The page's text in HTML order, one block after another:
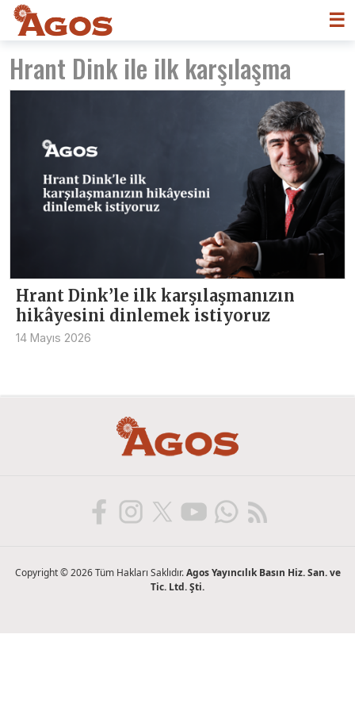
☰
Hrant Dink ile ilk karşılaşma
Hrant Dink’le ilk karşılaşmanızın
hikâyesini dinlemek istiyoruz
14 Mayıs 2026
Copyright © 2026 Tüm Hakları Saklıdır.Agos Yayıncılık Basın Hiz. San. ve
Tic. Ltd. Şti.